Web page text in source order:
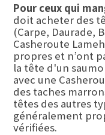
Pour ceux qui
doit acheter des
(Carpe, Daurade,
Casheroute
propres et n’ont
la tête d'un
avec une
des taches
têtes des autres
généralement
vérifiées.